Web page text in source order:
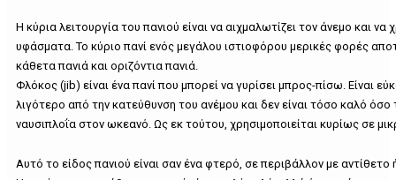
Η κύρια λειτουργία του πανιού είναι να αιχμαλωτίζει τον άνεμο και
υφάσματα. Το κύριο πανί ενός μεγάλου ιστιοφόρου μερικές φορές
κάθετα πανιά και οριζόντια πανιά.
Φλόκος (jib) είναι ένα πανί που μπορεί να γυρίσει μπρος-πίσω. Είναι
λιγότερο από την κατεύθυνση του ανέμου και δεν είναι τόσο καλό όσο
ναυσιπλοΐα στον ωκεανό. Ως εκ τούτου, χρησιμοποιείται κυρίως σε
Αυτό το είδος πανιού είναι σαν ένα φτερό, σε περιβάλλον με